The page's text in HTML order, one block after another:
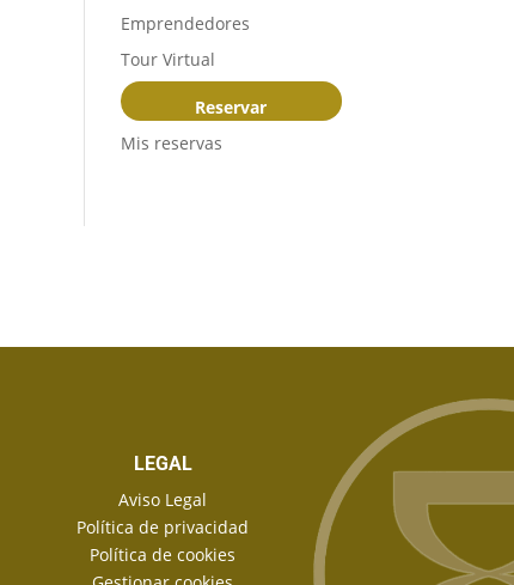
Emprendedores
Tour Virtual
Reservar
Mis reservas
LEGAL
Aviso Legal
Política de privacidad
Política de cookies